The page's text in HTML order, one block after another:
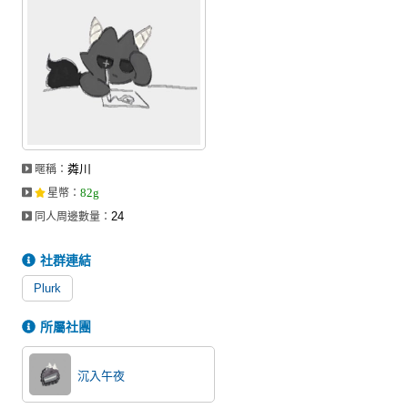
註冊會員
登入
暱稱：粦川
星幣 ：82g
同人周邊數量：24
社群連結
Plurk
所屬社團
沉入午夜